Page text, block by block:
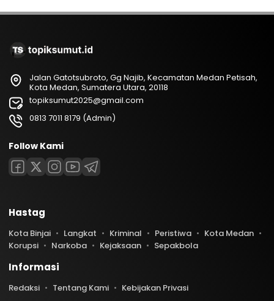
Jalan Gatotsubroto, Gg Najib, Kecamatan Medan Petisah,
Kota Medan, Sumatera Utara, 20118
topiksumut2025@gmail.com
0813 7011 8179 (Admin)
Follow Kami
Hastag
Kota Binjai Langkat Kriminal Peristiwa
Kota Medan
Korupsi
Narkoba Kejaksaan Sepakbola
Informasi
Redaksi Tentang Kami
Kebijakan Privasi